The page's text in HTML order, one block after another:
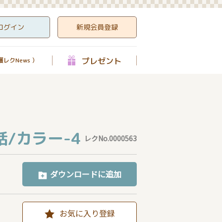
グイン 新規会員登録
レクNews ） プレゼント
/カラー-4 レクNo.0000563
ダウンロードに追加
お気に入り登録